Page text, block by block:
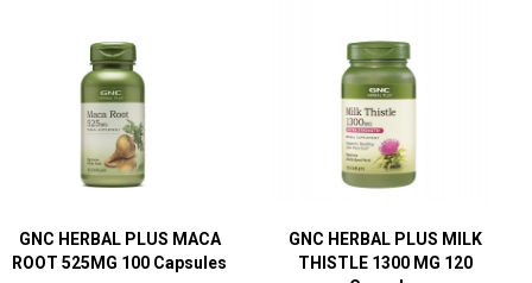
GNC HERBAL PLUS MACA
ROOT 525MG 100 Capsules
GNC HERBAL PLUS MILK
THISTLE 1300 MG 120